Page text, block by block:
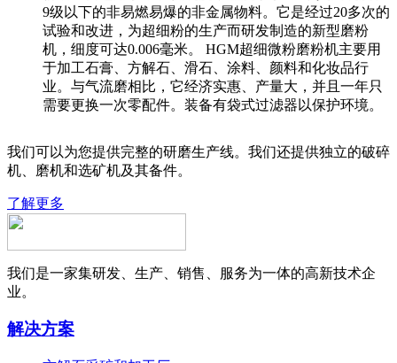
9级以下的非易燃易爆的非金属物料。它是经过20多次的
试验和改进，为超细粉的生产而研发制造的新型磨粉
机，细度可达0.006毫米。 HGM超细微粉磨粉机主要用
于加工石膏、方解石、滑石、涂料、颜料和化妆品行
业。与气流磨相比，它经济实惠、产量大，并且一年只
需要更换一次零配件。装备有袋式过滤器以保护环境。
我们可以为您提供完整的研磨生产线。我们还提供独立的破碎
机、磨机和选矿机及其备件。
了解更多
我们是一家集研发、生产、销售、服务为一体的高新技术企
业。
解决方案